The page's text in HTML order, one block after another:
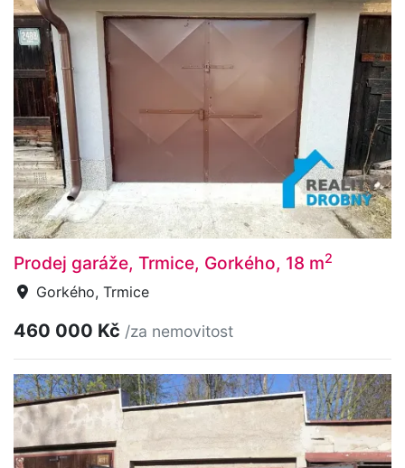
Prodej garáže, Trmice, Gorkého, 18 m2
Gorkého, Trmice
460 000 Kč /za nemovitost